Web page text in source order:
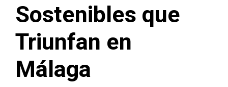
Sostenibles que
Triunfan en
Málaga